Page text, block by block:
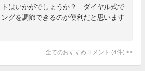
トはいかがでしょうか？ ダイヤル式で
グを調節できるのが便利だと思います
全てのおすすめコメント (4件) >